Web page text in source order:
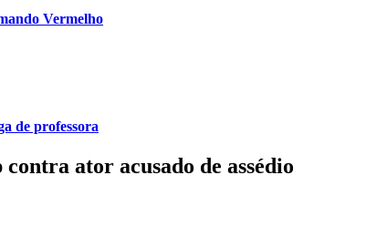
Vermelho
de professora
ator acusado de assédio